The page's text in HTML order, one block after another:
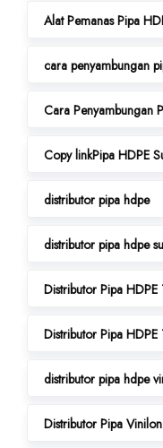
Alat Pemanas Pipa
cara penyambungan
Cara Penyambungan
Copy linkPipa HDPE
distributor pipa hdpe
distributor pipa hdpe
Distributor Pipa
Distributor Pipa
distributor pipa hdpe
Distributor Pipa